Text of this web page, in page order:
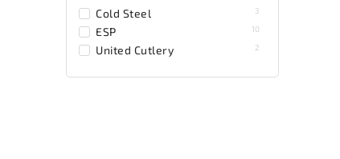
Cold Steel
3
ESP 10
United Cutlery 2